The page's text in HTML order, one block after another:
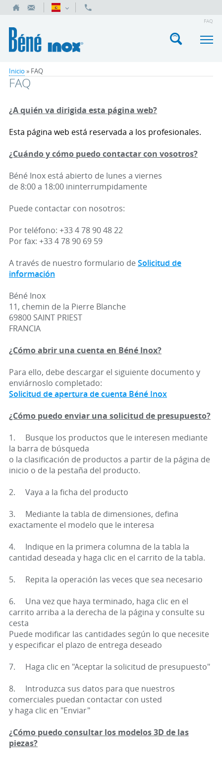
FAQ
Inicio » FAQ
FAQ
¿A quién va dirigida esta página web?
Esta página web está reservada a los profesionales.
¿Cuándo y cómo puedo contactar con vosotros?
Béné Inox está abierto de lunes a viernes
de 8:00 a 18:00 ininterrumpidamente
Puede contactar con nosotros:
Por teléfono: +33 4 78 90 48 22
Por fax: +33 4 78 90 69 59
A través de nuestro formulario de Solicitud de
información
Béné Inox
11, chemin de la Pierre Blanche
69800 SAINT PRIEST
FRANCIA
¿Cómo abrir una cuenta en Béné Inox?
Para ello, debe descargar el siguiente documento y
enviárnoslo completado:
Solicitud de apertura de cuenta Béné Inox
¿Cómo puedo enviar una solicitud de presupuesto?
1. Busque los productos que le interesen mediante
la barra de búsqueda
o la clasificación de productos a partir de la página de
inicio o de la pestaña del producto.
2. Vaya a la ficha del producto
3. Mediante la tabla de dimensiones, defina
exactamente el modelo que le interesa
4. Indique en la primera columna de la tabla la
cantidad deseada y haga clic en el carrito de la tabla.
5. Repita la operación las veces que sea necesario
6. Una vez que haya terminado, haga clic en el
carrito arriba a la derecha de la página y consulte su
cesta
Puede modificar las cantidades según lo que necesite
y especificar el plazo de entrega deseado
7. Haga clic en "Aceptar la solicitud de presupuesto"
8. Introduzca sus datos para que nuestros
comerciales puedan contactar con usted
y haga clic en "Enviar"
¿Cómo puedo consultar los modelos 3D de las
piezas?